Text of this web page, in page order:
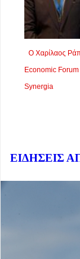
Ο Χαρίλαος
Economic Forum
Synergia
ΕΙΔΗΣΕΙΣ